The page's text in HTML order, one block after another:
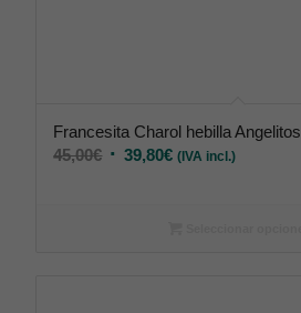
Francesita Charol hebilla Angelitos
45,00€ 39,80€ (IVA incl.)